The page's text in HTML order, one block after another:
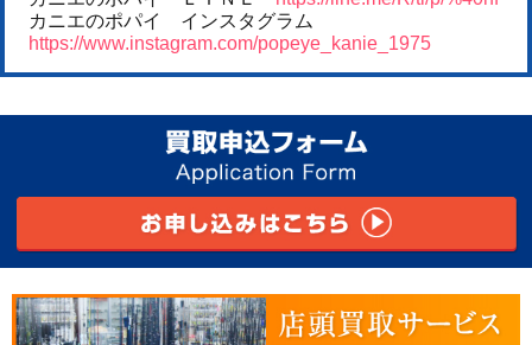
カニエのポパイ インスタグラム
https://www.instagram.com/popeye_kanie_1975